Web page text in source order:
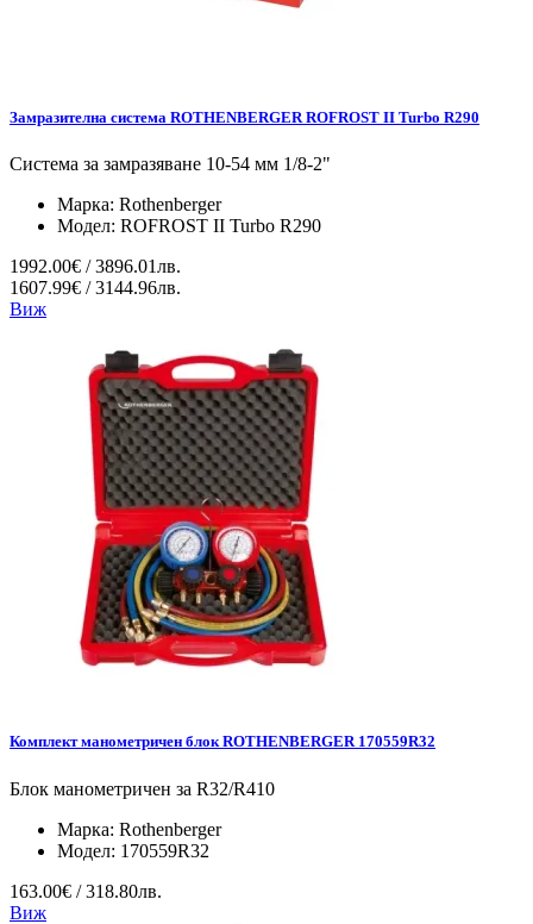
Замразителна система ROTHENBERGER ROFROST II Turbo R290
Система за замразяване 10-54 мм 1/8-2"
Марка: Rothenberger
Модел: ROFROST II Turbo R290
1992.00€ / 3896.01лв.
1607.99€ / 3144.96лв.
Виж
Комплект манометричен блок ROTHENBERGER 170559R32
Блок манометричен за R32/R410
Марка: Rothenberger
Модел: 170559R32
163.00€ / 318.80лв.
Виж